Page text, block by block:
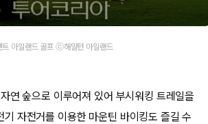
트 아일랜드 골프 ⓒ해밀턴 아일랜드
연 숲으로 이루어져 있어 부시워킹 트레일을
기 자전거를 이용한 마운틴 바이킹도 즐길 수